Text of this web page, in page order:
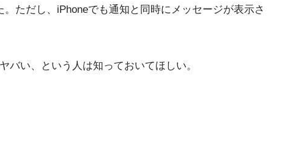
ただし、iPhoneでも通知と同時にメッセージが表示さ
い、という人は知っておいてほしい。